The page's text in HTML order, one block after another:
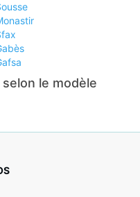
le modèle